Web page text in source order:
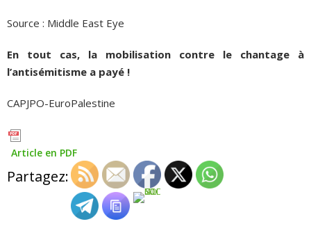
Source : Middle East Eye
En tout cas, la mobilisation contre le chantage à
l’antisémitisme a payé !
CAPJPO-EuroPalestine
Article en PDF
Partagez: